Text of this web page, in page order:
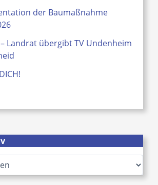
der Baumaßnahme
– Landrat übergibt TV Undenheim